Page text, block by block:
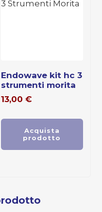
endowave kit hc 3
strumenti morita
13,00 €
Acquista
prodotto